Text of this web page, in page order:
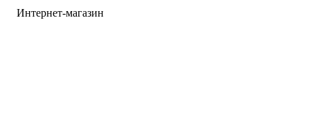
Интернет-магазин